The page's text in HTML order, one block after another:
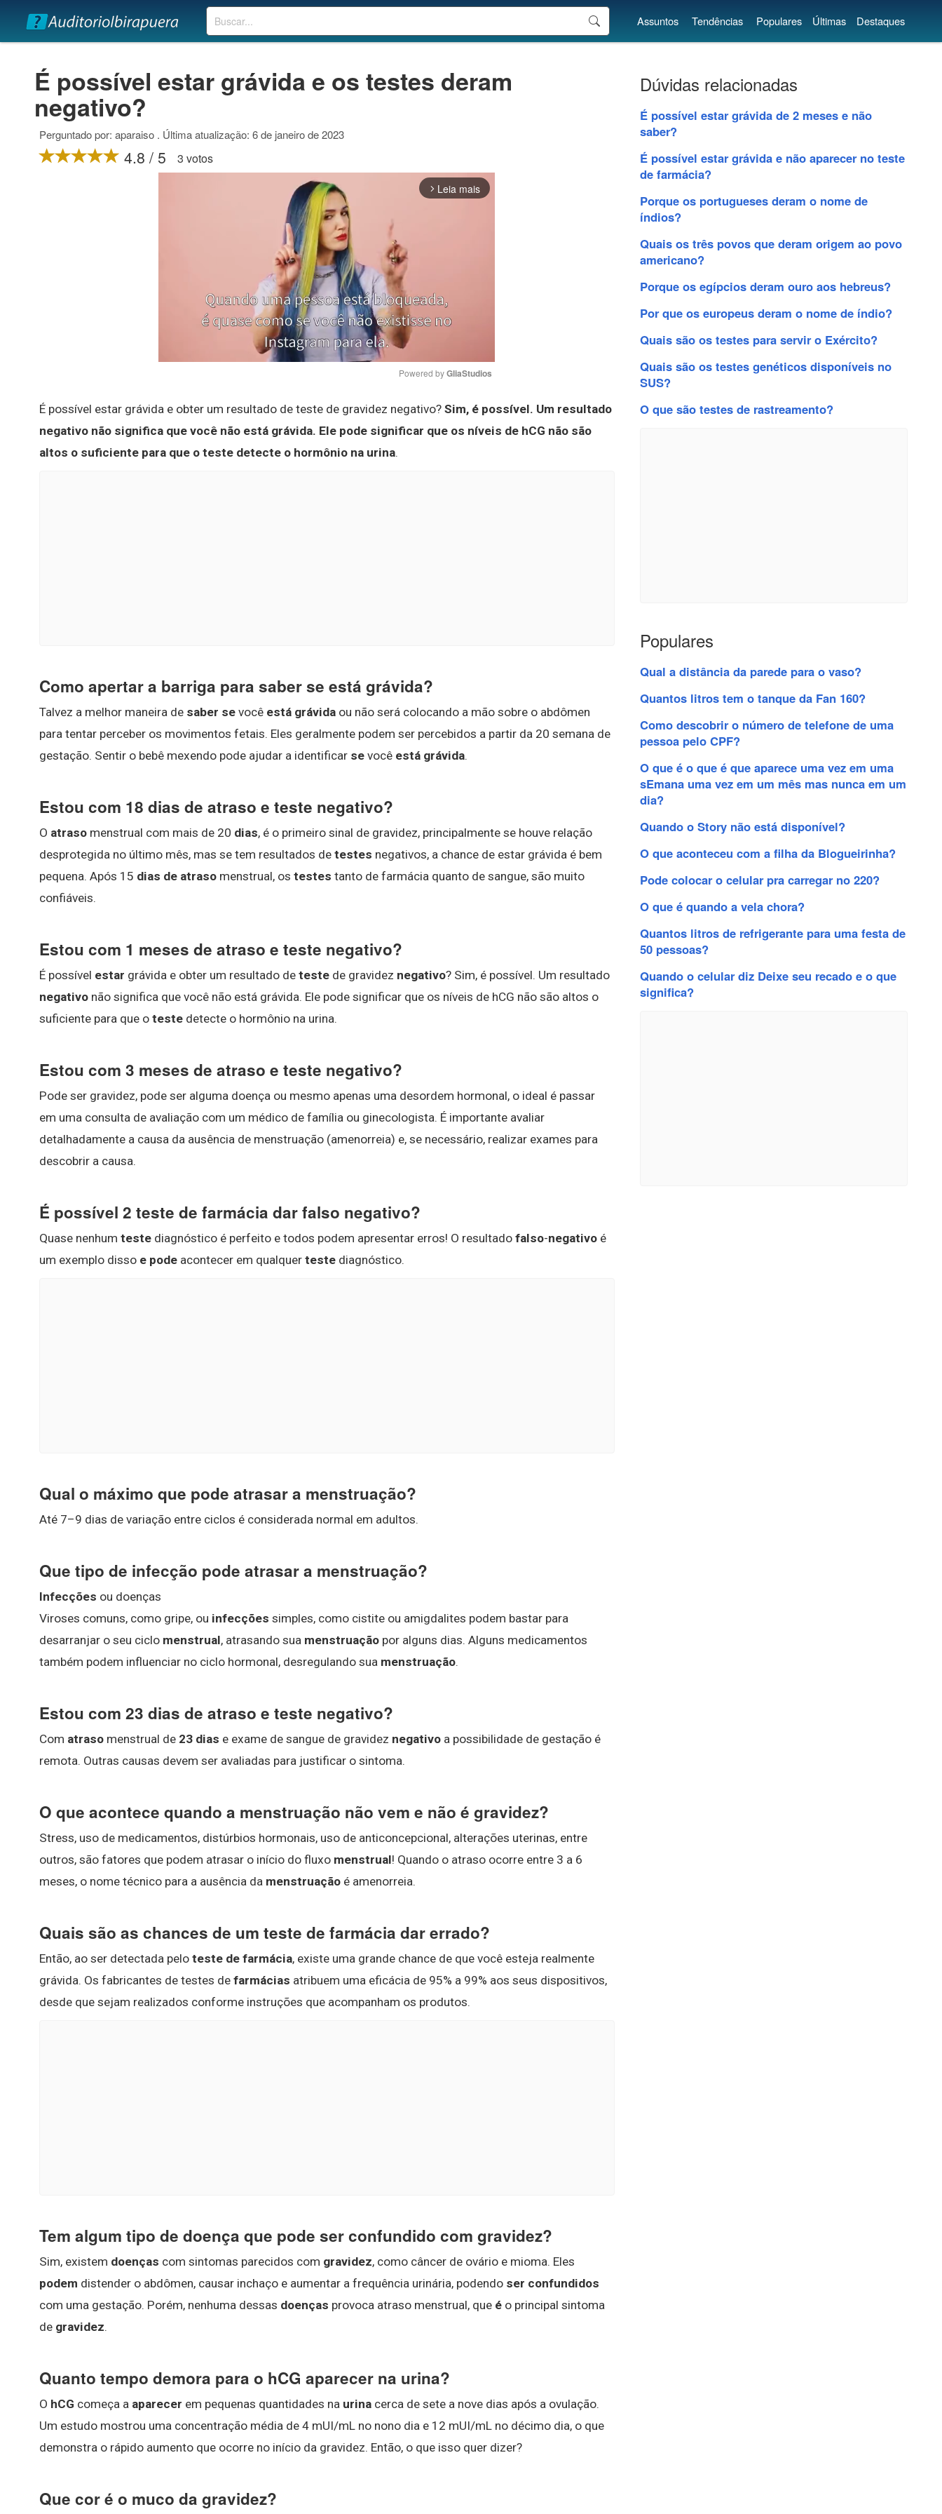
Buscar Assuntos Tendências Populares Últimas Destaques
É possível estar grávida e os testes deram
negativo?
Perguntado por: aparaiso . Última atualização: 6 de janeiro de 2023
4.8 / 5 3 votos
arrow_forward_ios Leia mais
Mute
Powered by GliaStudios
É possível estar grávida e obter um resultado de teste de gravidez negativo? Sim, é possível. Um resultado
negativo não significa que você não está grávida. Ele pode significar que os níveis de hCG não são
altos o suficiente para que o teste detecte o hormônio na urina.
Como apertar a barriga para saber se está grávida?
Talvez a melhor maneira de saber se você está grávida ou não será colocando a mão sobre o abdômen
para tentar perceber os movimentos fetais. Eles geralmente podem ser percebidos a partir da 20 semana de
gestação. Sentir o bebê mexendo pode ajudar a identificar se você está grávida.
Estou com 18 dias de atraso e teste negativo?
O atraso menstrual com mais de 20 dias, é o primeiro sinal de gravidez, principalmente se houve relação
desprotegida no último mês, mas se tem resultados de testes negativos, a chance de estar grávida é bem
pequena. Após 15 dias de atraso menstrual, os testes tanto de farmácia quanto de sangue, são muito
confiáveis.
Estou com 1 meses de atraso e teste negativo?
É possível estar grávida e obter um resultado de teste de gravidez negativo? Sim, é possível. Um resultado
negativo não significa que você não está grávida. Ele pode significar que os níveis de hCG não são altos o
suficiente para que o teste detecte o hormônio na urina.
Estou com 3 meses de atraso e teste negativo?
Pode ser gravidez, pode ser alguma doença ou mesmo apenas uma desordem hormonal, o ideal é passar
em uma consulta de avaliação com um médico de família ou ginecologista. É importante avaliar
detalhadamente a causa da ausência de menstruação (amenorreia) e, se necessário, realizar exames para
descobrir a causa.
É possível 2 teste de farmácia dar falso negativo?
Quase nenhum teste diagnóstico é perfeito e todos podem apresentar erros! O resultado falso-negativo é
um exemplo disso e pode acontecer em qualquer teste diagnóstico.
Qual o máximo que pode atrasar a menstruação?
Até 7–9 dias de variação entre ciclos é considerada normal em adultos.
Que tipo de infecção pode atrasar a menstruação?
Infecções ou doenças
Viroses comuns, como gripe, ou infecções simples, como cistite ou amigdalites podem bastar para
desarranjar o seu ciclo menstrual, atrasando sua menstruação por alguns dias. Alguns medicamentos
também podem influenciar no ciclo hormonal, desregulando sua menstruação.
Estou com 23 dias de atraso e teste negativo?
Com atraso menstrual de 23 dias e exame de sangue de gravidez negativo a possibilidade de gestação é
remota. Outras causas devem ser avaliadas para justificar o sintoma.
O que acontece quando a menstruação não vem e não é gravidez?
Stress, uso de medicamentos, distúrbios hormonais, uso de anticoncepcional, alterações uterinas, entre
outros, são fatores que podem atrasar o início do fluxo menstrual! Quando o atraso ocorre entre 3 a 6
meses, o nome técnico para a ausência da menstruação é amenorreia.
Quais são as chances de um teste de farmácia dar errado?
Então, ao ser detectada pelo teste de farmácia, existe uma grande chance de que você esteja realmente
grávida. Os fabricantes de testes de farmácias atribuem uma eficácia de 95% a 99% aos seus dispositivos,
desde que sejam realizados conforme instruções que acompanham os produtos.
Tem algum tipo de doença que pode ser confundido com gravidez?
Sim, existem doenças com sintomas parecidos com gravidez, como câncer de ovário e mioma. Eles
podem distender o abdômen, causar inchaço e aumentar a frequência urinária, podendo ser confundidos
com uma gestação. Porém, nenhuma dessas doenças provoca atraso menstrual, que é o principal sintoma
de gravidez.
Quanto tempo demora para o hCG aparecer na urina?
O hCG começa a aparecer em pequenas quantidades na urina cerca de sete a nove dias após a ovulação.
Um estudo mostrou uma concentração média de 4 mUI/mL no nono dia e 12 mUI/mL no décimo dia, o que
demonstra o rápido aumento que ocorre no início da gravidez. Então, o que isso quer dizer?
Que cor é o muco da gravidez?
Dúvidas relacionadas
É possível estar grávida de 2 meses e não
saber?
É possível estar grávida e não aparecer no teste
de farmácia?
Porque os portugueses deram o nome de
índios?
Quais os três povos que deram origem ao povo
americano?
Porque os egípcios deram ouro aos hebreus?
Por que os europeus deram o nome de índio?
Quais são os testes para servir o Exército?
Quais são os testes genéticos disponíveis no
SUS?
O que são testes de rastreamento?
Populares
Qual a distância da parede para o vaso?
Quantos litros tem o tanque da Fan 160?
Como descobrir o número de telefone de uma
pessoa pelo CPF?
O que é o que é que aparece uma vez em uma
sEmana uma vez em um mês mas nunca em um
dia?
Quando o Story não está disponível?
O que aconteceu com a filha da Blogueirinha?
Pode colocar o celular pra carregar no 220?
O que é quando a vela chora?
Quantos litros de refrigerante para uma festa de
50 pessoas?
Quando o celular diz Deixe seu recado e o que
significa?